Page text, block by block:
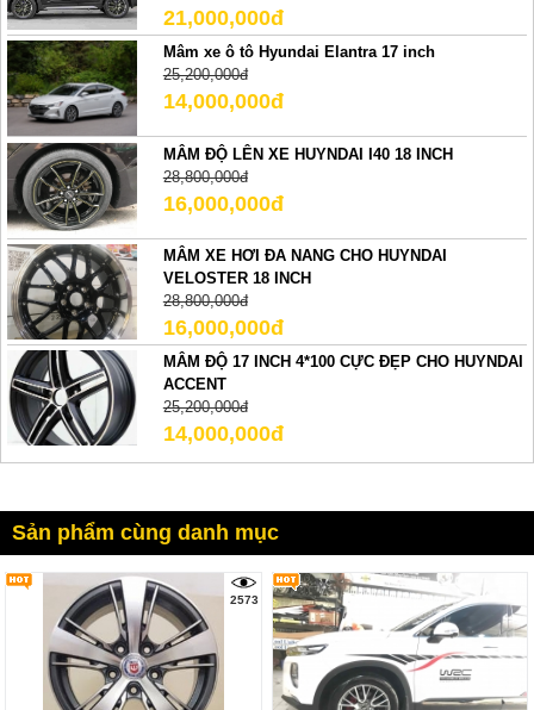
21,000,000đ
Mâm xe ô tô Hyundai Elantra 17 inch
25,200,000đ
14,000,000đ
MÂM ĐỘ LÊN XE HUYNDAI I40 18 INCH
28,800,000đ
16,000,000đ
MÂM XE HƠI ĐA NANG CHO HUYNDAI
VELOSTER 18 INCH
28,800,000đ
16,000,000đ
MÂM ĐỘ 17 INCH 4*100 CỰC ĐẸP CHO HUYNDAI
ACCENT
25,200,000đ
14,000,000đ
Sản phẩm cùng danh mục
2573